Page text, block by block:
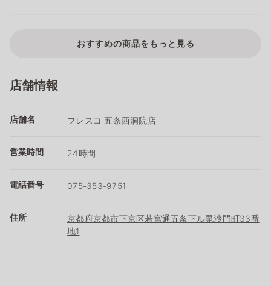
おすすめの商品をもっと見る
店舗情報
店舗名 フレスコ 五条西洞院店
営業時間 24時間
電話番号 075-353-9751
住所
京都府京都市下京区若宮通五条下ル毘沙門町33番
地1